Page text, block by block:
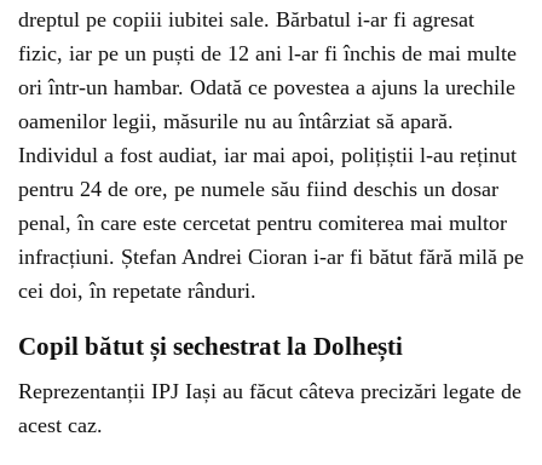
dreptul pe copiii iubitei sale. Bărbatul i-ar fi agresat
fizic, iar pe un puști de 12 ani l-ar fi închis de mai multe
ori într-un hambar. Odată ce povestea a ajuns la urechile
oamenilor legii, măsurile nu au întârziat să apară.
Individul a fost audiat, iar mai apoi, polițiștii l-au reținut
pentru 24 de ore, pe numele său fiind deschis un dosar
penal, în care este cercetat pentru comiterea mai multor
infracțiuni. Ștefan Andrei Cioran i-ar fi bătut fără milă pe
cei doi, în repetate rânduri.
Copil bătut și sechestrat la Dolhești
Reprezentanții IPJ Iași au făcut câteva precizări legate de
acest caz.